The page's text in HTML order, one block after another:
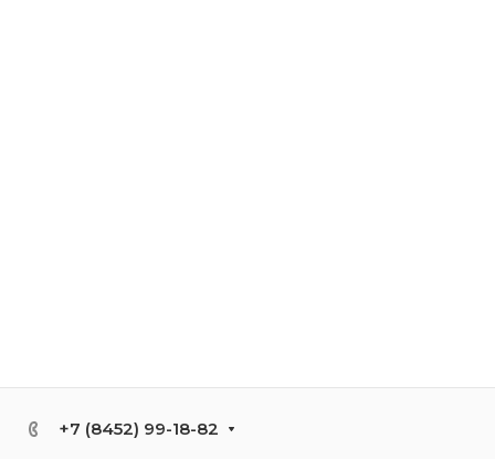
+7 (8452) 99-18-82